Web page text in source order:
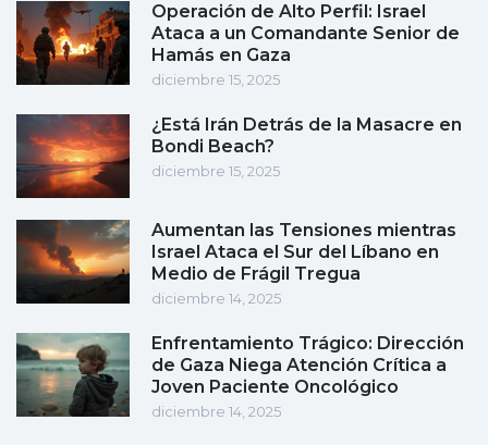
Operación de Alto Perfil: Israel
Ataca a un Comandante Senior de
Hamás en Gaza
diciembre 15, 2025
¿Está Irán Detrás de la Masacre en
Bondi Beach?
diciembre 15, 2025
Aumentan las Tensiones mientras
Israel Ataca el Sur del Líbano en
Medio de Frágil Tregua
diciembre 14, 2025
Enfrentamiento Trágico: Dirección
de Gaza Niega Atención Crítica a
Joven Paciente Oncológico
diciembre 14, 2025